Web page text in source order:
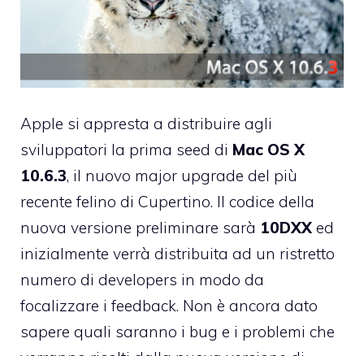
Apple si appresta a distribuire agli
sviluppatori la prima seed di Mac OS X
10.6.3, il nuovo major upgrade del più
recente felino di Cupertino. Il codice della
nuova versione preliminare sarà 10DXX ed
inizialmente verrà distribuita ad un ristretto
numero di developers in modo da
focalizzare i feedback. Non è ancora dato
sapere quali saranno i bug e i problemi che